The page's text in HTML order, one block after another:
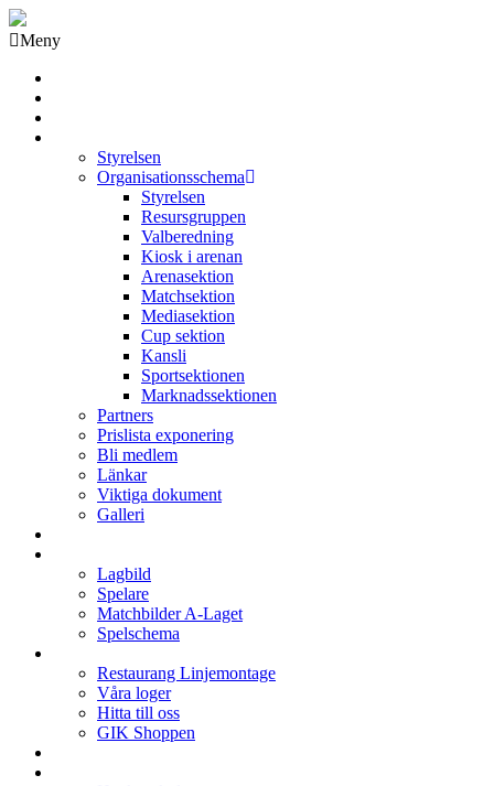
Meny
Styrelsen
Organisationsschema
Styrelsen
Resursgruppen
Valberedning
Kiosk i arenan
Arenasektion
Matchsektion
Mediasektion
Cup sektion
Kansli
Sportsektionen
Marknadssektionen
Partners
Prislista exponering
Bli medlem
Länkar
Viktiga dokument
Galleri
Lagbild
Spelare
Matchbilder A-Laget
Spelschema
Restaurang Linjemontage
Våra loger
Hitta till oss
GIK Shoppen